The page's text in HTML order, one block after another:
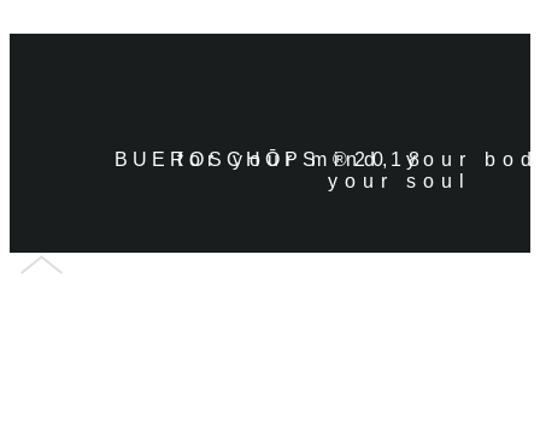
BUERO SCHŌPS ®2018
for your mind, your
your soul